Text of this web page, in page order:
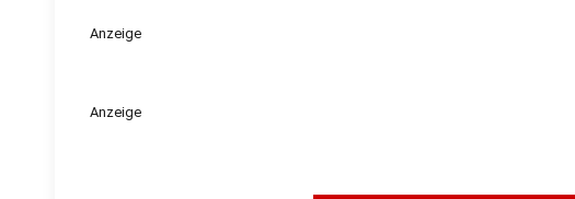
Anzeige
Anzeige